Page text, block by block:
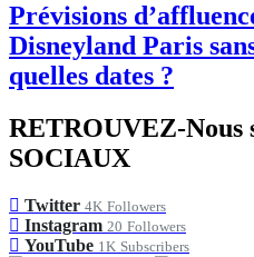
Prévisions
Disneyland Paris
quelles dates ?
RETROUVEZ-Nous
SOCIAUX
Twitter 4K Followers
Instagram 20 Followers
YouTube 1K Subscribers